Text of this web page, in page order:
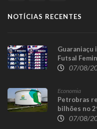
NOTÍCIAS RECENTES
Guaraniaçu
Futsal
07/08/
Economia
Petrobras
bilhões no
defasagem
07/08/